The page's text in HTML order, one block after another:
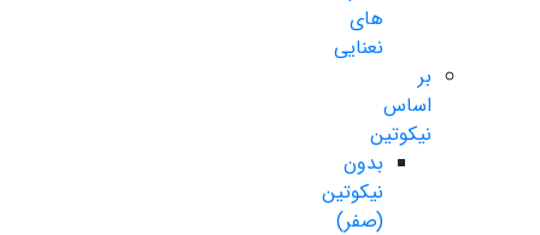
های
نعنایی
بر
اساس
نیکوتین
بدون
نیکوتین
(صفر)